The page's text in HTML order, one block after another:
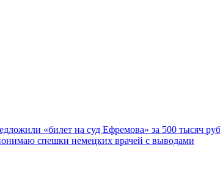
«билет на суд Ефремова» за 500 тысяч
спешки немецких врачей с выводами